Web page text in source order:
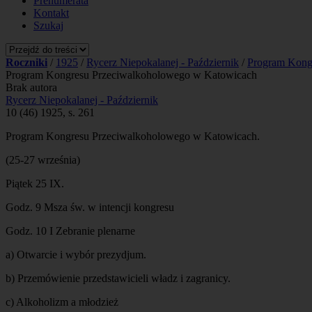
Kontakt
Szukaj
Roczniki / 1925 / Rycerz Niepokalanej - Październik / Program
Program Kongresu Przeciwalkoholowego w Katowicach
Brak autora
Rycerz Niepokalanej - Październik
10 (46) 1925, s. 261
Program Kongresu Przeciwalkoholowego w Katowicach.
(25-27 września)
Piątek 25 IX.
Godz. 9 Msza św. w intencji kongresu
Godz. 10 I Zebranie plenarne
a) Otwarcie i wybór prezydjum.
b) Przemówienie przedstawicieli władz i zagranicy.
c) Alkoholizm a młodzież